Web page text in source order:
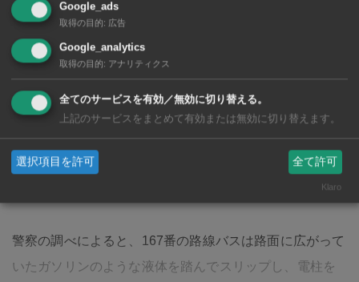
Allianz 保険アドバイザーBeeさんタイの医療保険な
ら“アリアンツ”日本語対応で安心の保険タイの医療保険に
は日本のような健康保険制度がありません。タイへ来る
もしれませんが、ほとんどの保険は日本出国後3カ月以内
で補償が切れてしまいます。さらにタイは自由診療なの
で、医療費は病院によって様々です。日…
警察の調べによると、167番の路線バスは路面に広がって
いたガソリンのような液体を踏んでスリップし、電柱を
Google_ads
取得の目的: 広告
Google_analytics
取得の目的: アナリティクス
全てのサービスを有効／無効に切り替える。
上記のサービスをまとめて有効または無効に切り替えます。
選択項目を許可 全て許可
Klaro